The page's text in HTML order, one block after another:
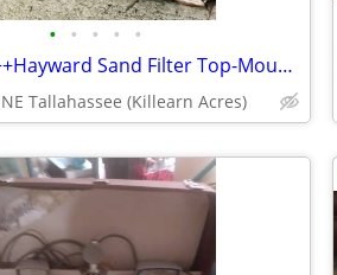
• • • • •
++FOR SALE++Hayward Sand Filter Top-Mount Control Valve
NE Tallahassee (Killearn Acres)